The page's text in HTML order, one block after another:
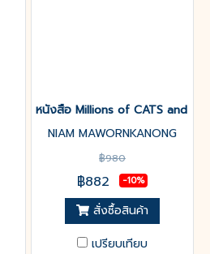
หนังสือ Millions of CATS and
NIAM MAWORNKANONG
฿980
฿882 -10%
สั่งซื้อสินค้า
เปรียบเทียบ